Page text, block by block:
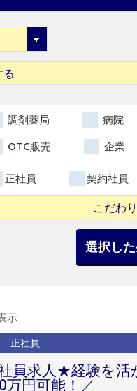
る
調剤薬局 病院
OTC販売 企業
正社員 契約社員
こだわ
選択し
示
正社員
員求人★経験を
万円可能！／